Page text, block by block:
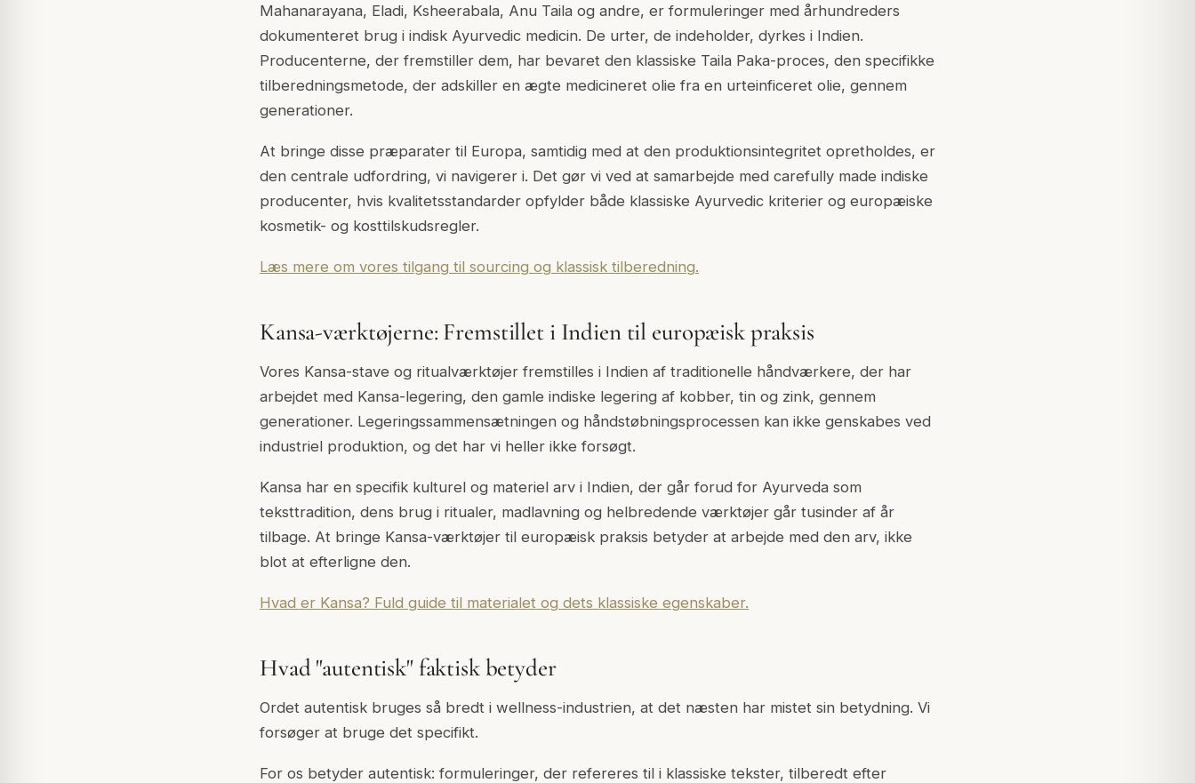
Mahanarayana, Eladi, Ksheerabala, Anu Taila og andre, er formuleringer med århundreders
dokumenteret brug i indisk Ayurvedic medicin. De urter, de indeholder, dyrkes i Indien.
Producenterne, der fremstiller dem, har bevaret den klassiske Taila Paka-proces, den specifikke
tilberedningsmetode, der adskiller en ægte medicineret olie fra en urteinficeret olie, gennem
generationer.
At bringe disse præparater til Europa, samtidig med at den produktionsintegritet opretholdes, er
den centrale udfordring, vi navigerer i. Det gør vi ved at samarbejde med carefully made indiske
producenter, hvis kvalitetsstandarder opfylder både klassiske Ayurvedic kriterier og europæiske
kosmetik- og kosttilskudsregler.
Læs mere om vores tilgang til sourcing og klassisk tilberedning.
Kansa-værktøjerne: Fremstillet i Indien til europæisk praksis
Vores Kansa-stave og ritualværktøjer fremstilles i Indien af traditionelle håndværkere, der har
arbejdet med Kansa-legering, den gamle indiske legering af kobber, tin og zink, gennem
generationer. Legeringssammensætningen og håndstøbningsprocessen kan ikke genskabes ved
industriel produktion, og det har vi heller ikke forsøgt.
Kansa har en specifik kulturel og materiel arv i Indien, der går forud for Ayurveda som
teksttradition, dens brug i ritualer, madlavning og helbredende værktøjer går tusinder af år
tilbage. At bringe Kansa-værktøjer til europæisk praksis betyder at arbejde med den arv, ikke
blot at efterligne den.
Hvad er Kansa? Fuld guide til materialet og dets klassiske egenskaber.
Hvad "autentisk" faktisk betyder
Ordet autentisk bruges så bredt i wellness-industrien, at det næsten har mistet sin betydning. Vi
forsøger at bruge det specifikt.
For os betyder autentisk: formuleringer, der refereres til i klassiske tekster, tilberedt efter